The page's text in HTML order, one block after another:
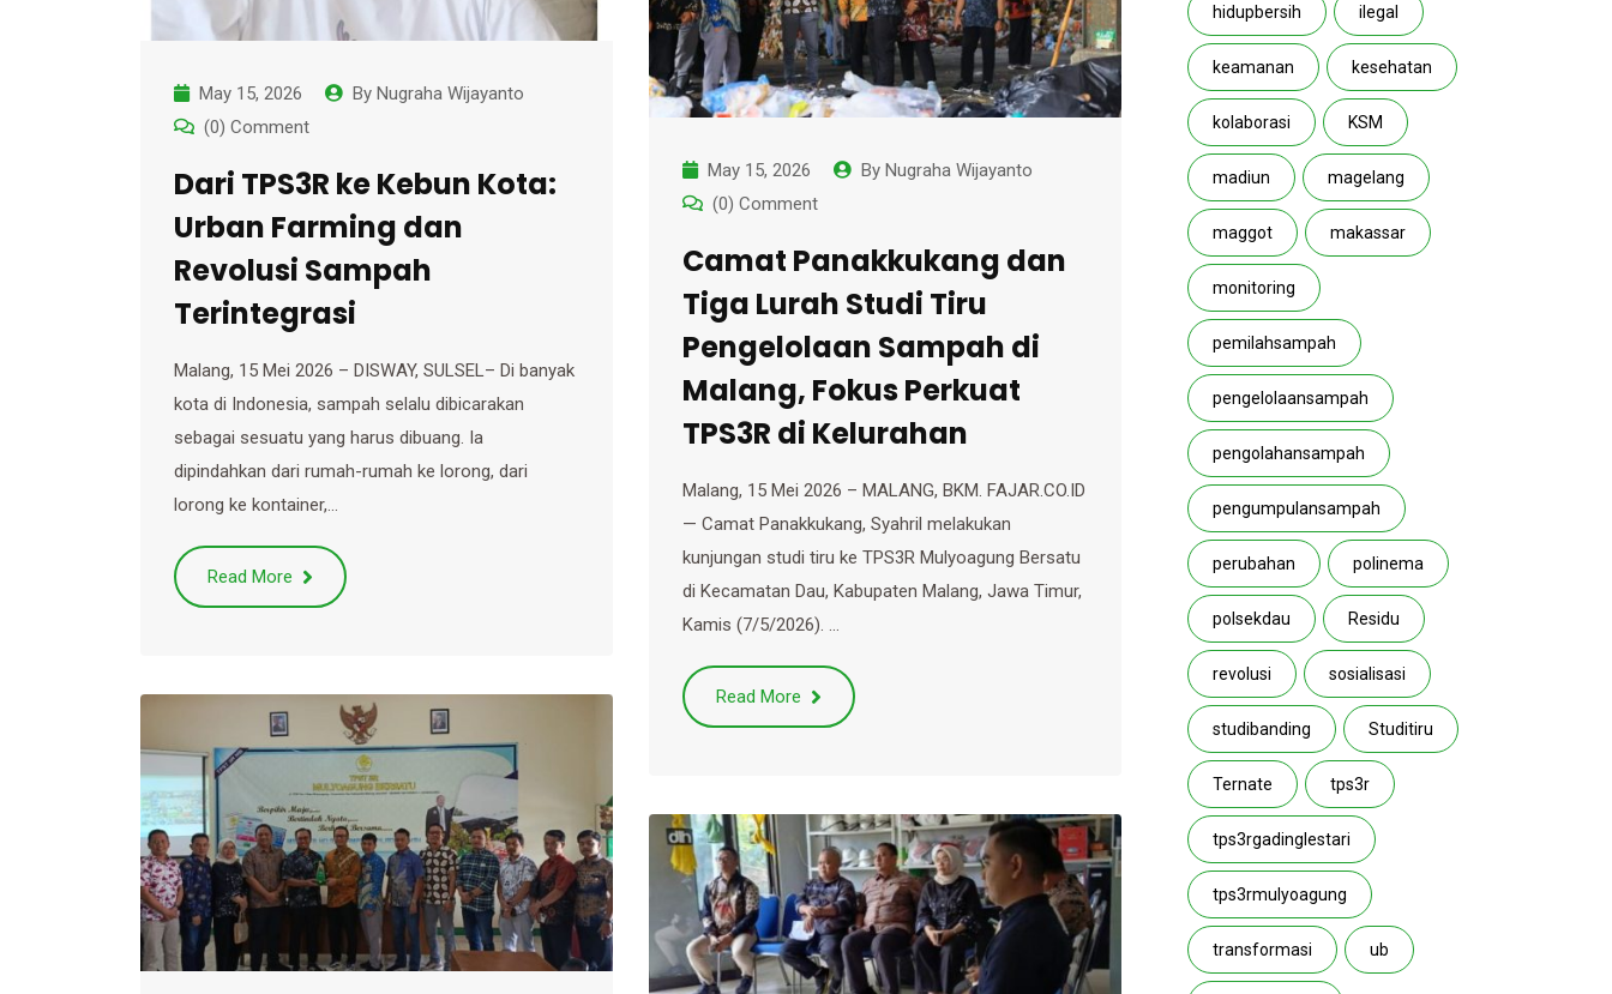
May 15, 2026 By Nugraha Wijayanto
(0) Comment
Dari TPS3R ke Kebun Kota:
Urban Farming dan
Revolusi Sampah
Terintegrasi
Malang, 15 Mei 2026 – DISWAY, SULSEL– Di banyak
kota di Indonesia, sampah selalu dibicarakan
sebagai sesuatu yang harus dibuang. Ia
dipindahkan dari rumah-rumah ke lorong, dari
lorong ke kontainer,…
Read More
May 15, 2026 By Nugraha Wijayanto
(0) Comment
Camat Panakkukang dan
Tiga Lurah Studi Tiru
Pengelolaan Sampah di
Malang, Fokus Perkuat
TPS3R di Kelurahan
Malang, 15 Mei 2026 – MALANG, BKM. FAJAR.CO.ID
— Camat Panakkukang, Syahril melakukan
kunjungan studi tiru ke TPS3R Mulyoagung Bersatu
di Kecamatan Dau, Kabupaten Malang, Jawa Timur,
Kamis (7/5/2026). ‎…
Read More
hidupbersih ilegal
keamanan kesehatan
kolaborasi KSM
madiun magelang
maggot makassar
monitoring
pemilahsampah
pengelolaansampah
pengolahansampah
pengumpulansampah
perubahan polinema
polsekdau Residu
revolusi sosialisasi
studibanding Studitiru
Ternate tps3r
tps3rgadinglestari
tps3rmulyoagung
transformasi ub